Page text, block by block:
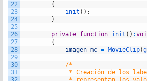
22
23
24
25
26
27
28
29
30
31
{
init ( ) ;
}
private function init ( ) :
{
imagen_mc = MovieClip(
/*
* Creación de los